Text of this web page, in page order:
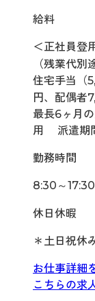
給料
＜正社員登
（残業代
住宅手当（
円、配偶
最長6ヶ月
用 派遣期
勤務時間
8:30～
休日休暇
＊土日祝休
お仕事詳細
こちらの求